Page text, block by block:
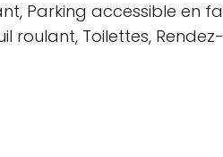
Parking accessible en
roulant, Toilettes,